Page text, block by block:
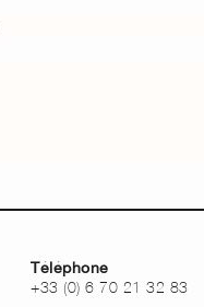
Téléphone
+33 (0) 6 70 21 32 83